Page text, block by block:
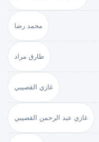
محمد رضا
طارق مراد
غازي القصيبي
غازي عبد الرحمن القصيبي